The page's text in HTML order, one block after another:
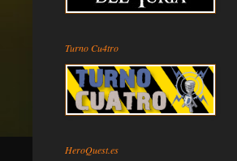
Turno Cu4tro
HeroQuest.es